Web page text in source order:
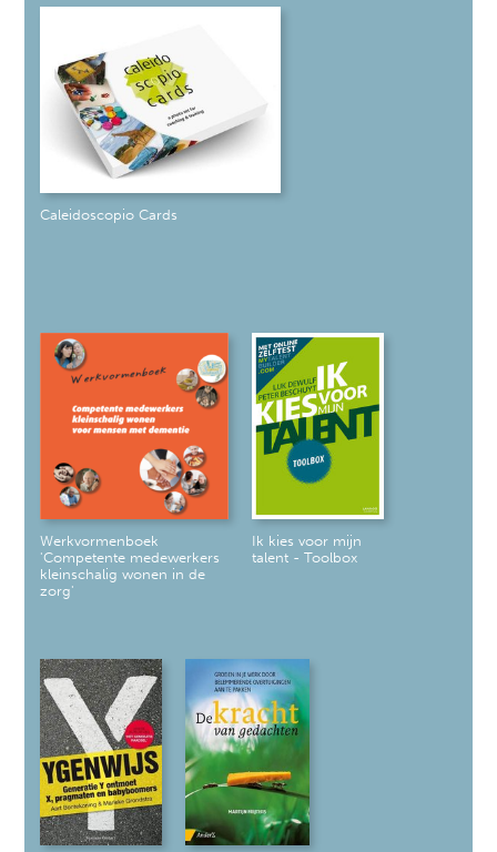
Caleidoscopio Cards
Werkvormenboek
'Competente medewerkers
kleinschalig wonen in de
zorg'
Ik kies voor mijn
talent - Toolbox